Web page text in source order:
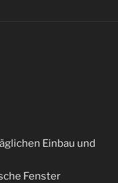
Einbau und
Fenster